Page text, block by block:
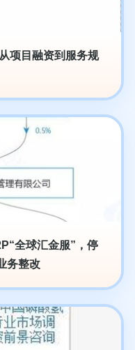
项目融资到服务规
全球汇金服”，停
务整改